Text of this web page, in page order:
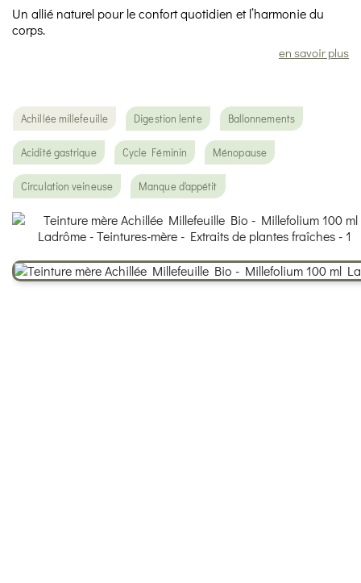
Un allié naturel pour le confort quotidien et l’harmonie du
corps.
en savoir plus
Achillée millefeuille Digestion lente Ballonnements
Acidité gastrique Cycle Féminin Ménopause
Circulation veineuse Manque d'appétit